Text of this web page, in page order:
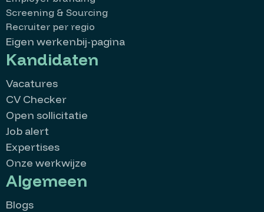
Screening & Sourcing
Recruiter per regio
Eigen werkenbij-pagina
Kandidaten
Vacatures
CV Checker
Open sollicitatie
Job alert
Expertises
Onze werkwijze
Algemeen
Blogs